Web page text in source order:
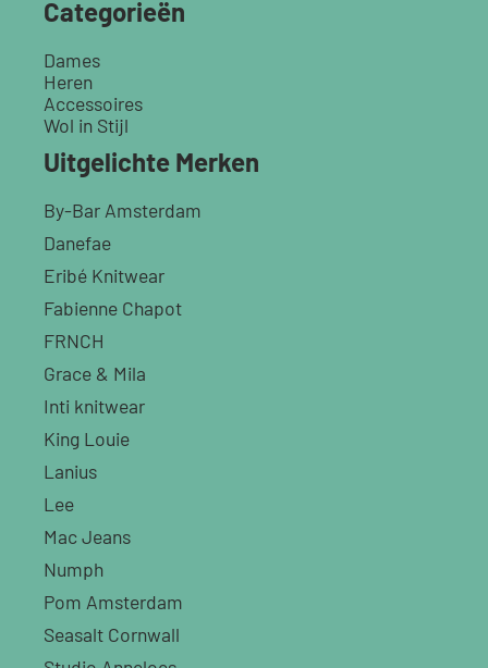
Categorieën
Dames
Heren
Accessoires
Wol in Stijl
Uitgelichte Merken
By-Bar Amsterdam
Danefae
Eribé Knitwear
Fabienne Chapot
FRNCH
Grace & Mila
Inti knitwear
King Louie
Lanius
Lee
Mac Jeans
Numph
Pom Amsterdam
Seasalt Cornwall